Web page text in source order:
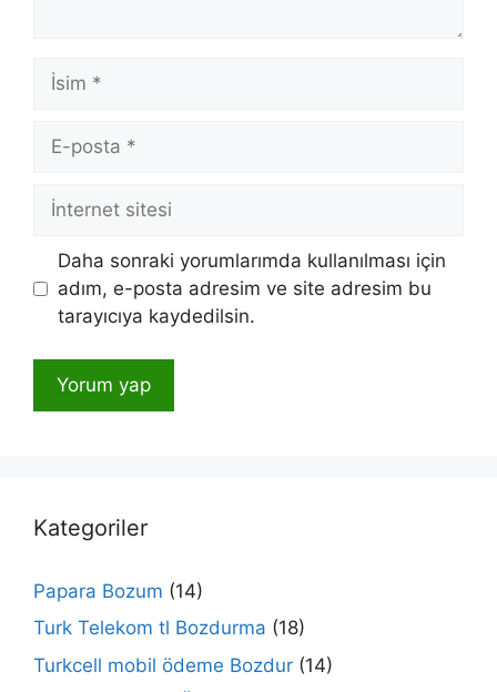
İsim
posta
İnternet
Daha sonraki yorumlarımda kullanılması için
adım, e-posta adresim ve site adresim bu
tarayıcıya kaydedilsin.
Kategoriler
Papara Bozum (14)
Turk Telekom tl Bozdurma (18)
Turkcell mobil ödeme Bozdur (14)